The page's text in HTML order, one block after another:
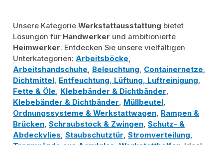
Unsere KategorieWerkstattausstattung bietet
Lösungen für Handwerker und ambitionierte
Heimwerker. Entdecken Sie unsere vielfältigen
Unterkategorien:Arbeitsböcke,
Arbeitshandschuhe, Beleuchtung, Containernetze,
Dichtmittel, Entfeuchtung, Lüftung, Luftreinigung,
Fette & Öle, Klebebänder & Dichtbänder,
Klebebänder & Dichtbänder, Müllbeutel,
Ordnungssysteme & Werkstattwagen, Rampen &
Brücken,Schraubstock & Zwingen,Schutz- &
Abdeckvlies,Staubschutztür,Stromverteilung,